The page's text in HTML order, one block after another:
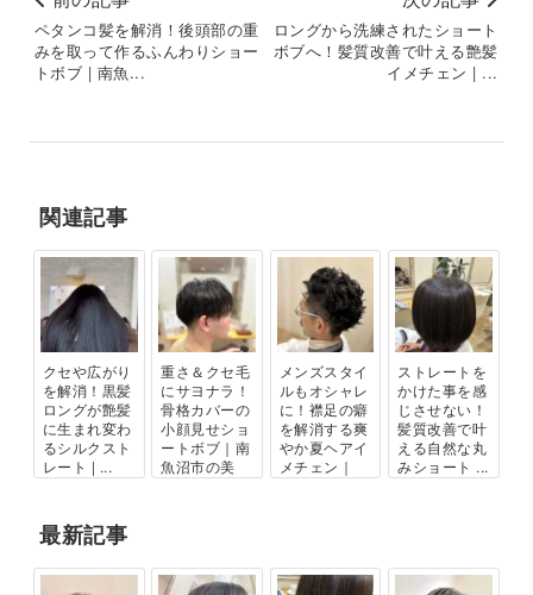
ペタンコ髪を解消！後頭部の重
みを取って作るふんわりショー
トボブ | 南魚...
ロングから洗練されたショート
ボブへ！髪質改善で叶える艶髪
イメチェン | ...
関連記事
クセや広がり
を解消！黒髪
ロングが艶髪
に生まれ変わ
るシルクスト
レート | ...
重さ＆クセ毛
にサヨナラ！
骨格カバーの
小顔見せショ
ートボブ｜南
魚沼市の美
容...
メンズスタイ
ルもオシャレ
に！襟足の癖
を解消する爽
やか夏ヘアイ
メチェン｜
南...
ストレートを
かけた事を感
じさせない！
髪質改善で叶
える自然な丸
みショート ...
最新記事